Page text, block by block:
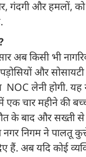
गंदगी और हमलों, को
अब किसी भी
और
NOC लेनी होगी. यह
एक चार महीने की
के बाद और सख्ती से
निगम ने पालतू
हैं. अब यदि कोई